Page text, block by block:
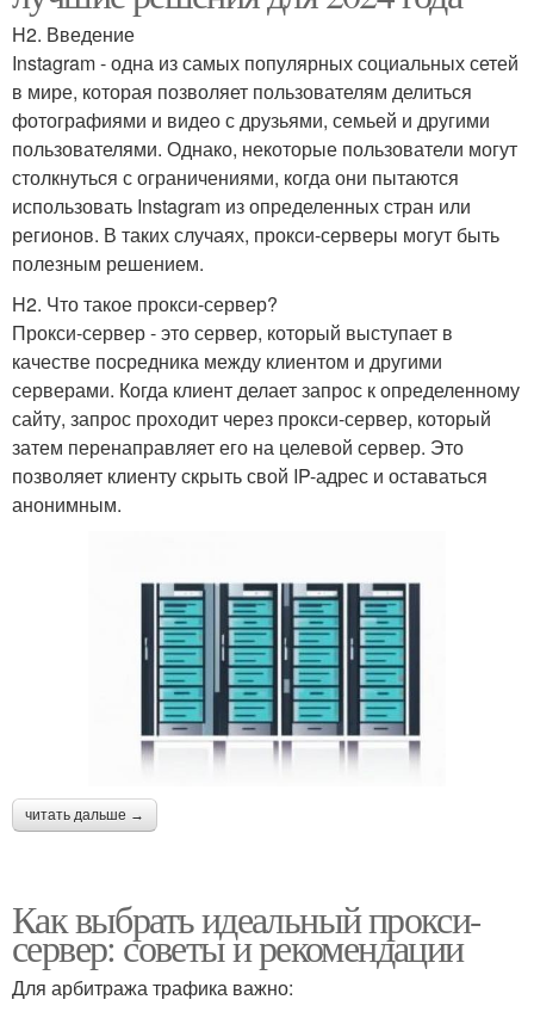
H2. Введение
Instagram - одна из самых популярных социальных сетей
в мире, которая позволяет пользователям делиться
фотографиями и видео с друзьями, семьей и другими
пользователями. Однако, некоторые пользователи могут
столкнуться с ограничениями, когда они пытаются
использовать Instagram из определенных стран или
регионов. В таких случаях, прокси-серверы могут быть
полезным решением.
H2. Что такое прокси-сервер?
Прокси-сервер - это сервер, который выступает в
качестве посредника между клиентом и другими
серверами. Когда клиент делает запрос к определенному
сайту, запрос проходит через прокси-сервер, который
затем перенаправляет его на целевой сервер. Это
позволяет клиенту скрыть свой IP-адрес и оставаться
анонимным.
читать дальше →
Как выбрать идеальный прокси-
сервер: советы и рекомендации
Для арбитража трафика важно: